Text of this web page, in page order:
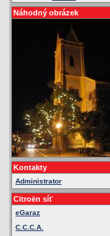
Náhodný obrázek
Kontakty
Administrator
Citroën síť
eGaraz
C.C.C.A.